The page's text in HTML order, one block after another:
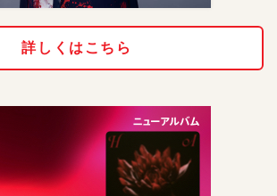
詳しくはこちら